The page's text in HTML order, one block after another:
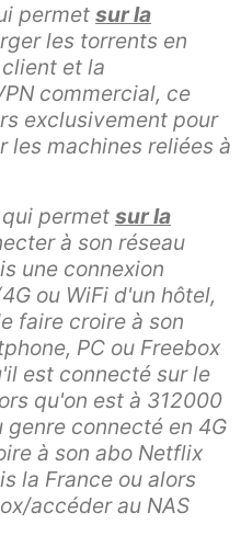
permet sur la
les torrents en
et la
commercial, ce
exclusivement pour
les machines reliées à
permet sur la
à son réseau
une connexion
ou WiFi d'un hôtel,
faire croire à son
PC ou Freebox
est connecté sur le
qu'on est à 312000
connecté en 4G
à son abo Netflix
la France ou alors
accéder au NAS